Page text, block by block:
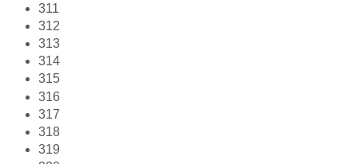
311
312
313
314
315
316
317
318
319